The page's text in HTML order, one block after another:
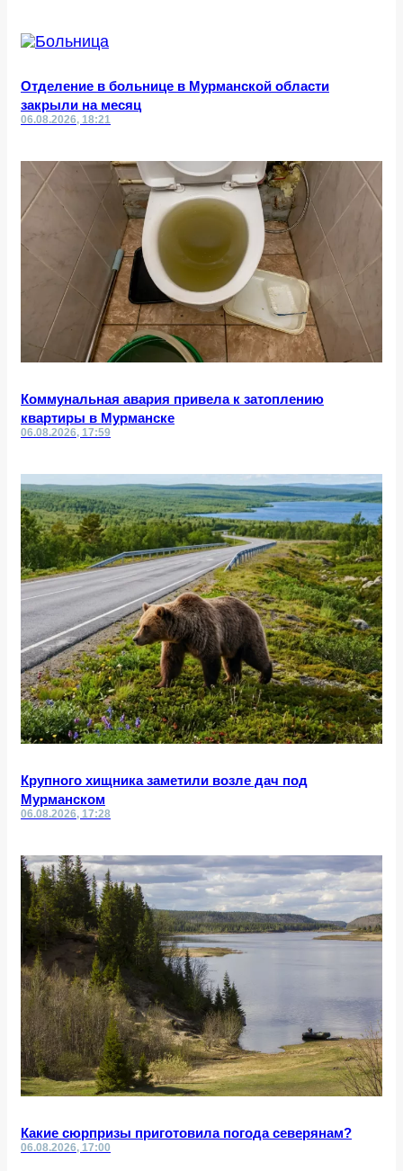
Отделение в больнице в Мурманской области
закрыли на месяц
06.08.2026, 18:21
Коммунальная авария привела к затоплению
квартиры в Мурманске
06.08.2026, 17:59
Крупного хищника заметили возле дач под
Мурманском
06.08.2026, 17:28
Какие сюрпризы приготовила погода северянам?
06.08.2026, 17:00